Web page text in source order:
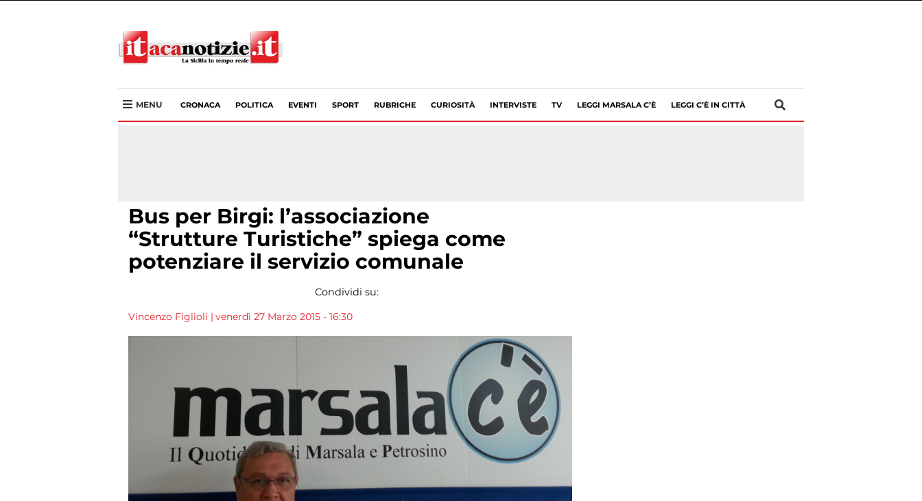
MENU CRONACA POLITICA EVENTI SPORT RUBRICHE CURIOSITÀ INTERVISTE TV LEGGI MARSALA C’È LEGGI C’È IN CITTÀ
Bus per Birgi: l’associazione
“Strutture Turistiche” spiega come
potenziare il servizio comunale
Condividi su:
Vincenzo Figlioli | venerdì 27 Marzo 2015 - 16:30